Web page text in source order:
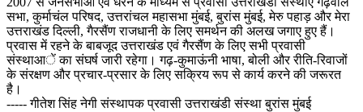
सभा, कुर्माचंल परिषद, उत्तरांचल महासभा मुंबई, बुरांस मुंबई, मेरु पहाड़ और मेरा
उत्तराखंड दिल्ली, गैरसैंण राजधानी के लिए समर्थन की अलख जगाए हुए हैं।
प्रवास में रहने के बाबजूद उत्तराखंड एवं गैरसैंण के लिए सभी प्रवासी
संस्थाआें का संघर्ष जारी रहेगा। गढ़-कुमाऊंनी भाषा, बोली और रीति-रिवाजों
के संरक्षण और प्रचार-प्रसार के लिए सक्रिय रूप से कार्य करने की जरूरत
है।
----- गीतेश सिंह नेगी संस्थापक प्रवासी उत्तराखंडी संस्था बुरांस मुंबई